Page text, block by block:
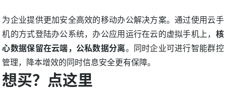
为企业提供更加安全高效的移动办公解决方案。通过使用云手
机的方式登陆办公系统，办公应用运行在云的虚拟手机上， 核
心数据保留在云端，公私数据分离。同时企业可进行智能群控
管理，降本增效的同时信息安全更有保障。
想买？点这里